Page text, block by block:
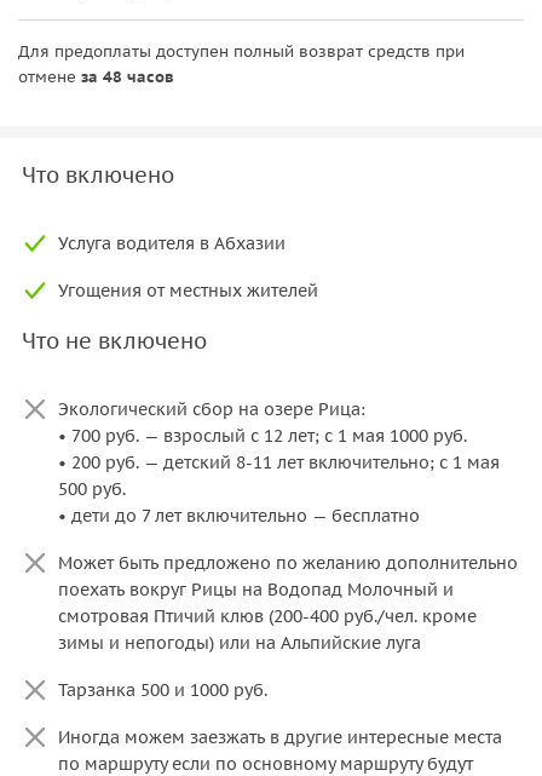
Для предоплаты доступен полный возврат средств при
отмене за 48 часов
Что включено
Услуга водителя в Абхазии
Угощения от местных жителей
Что не включено
Экологический сбор на озере Рица:
• 700 руб. — взрослый с 12 лет; с 1 мая 1000 руб.
• 200 руб. — детский 8-11 лет включительно; с 1 мая
500 руб.
• дети до 7 лет включительно — бесплатно
Может быть предложено по желанию дополнительно
поехать вокруг Рицы на Водопад Молочный и
смотровая Птичий клюв (200-400 руб./чел. кроме
зимы и непогоды) или на Альпийские луга
Тарзанка 500 и 1000 руб.
Иногда можем заезжать в другие интересные места
по маршруту если по основному маршруту будут